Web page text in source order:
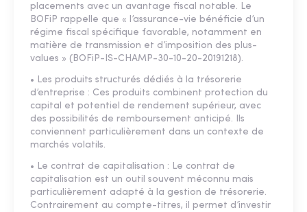
placements avec un avantage fiscal notable. Le
BOFiP rappelle que « l’assurance-vie bénéficie d’un
régime fiscal spécifique favorable, notamment en
matière de transmission et d’imposition des plus-
values » (BOFiP-IS-CHAMP-30-10-20-20191218).
• Les produits structurés dédiés à la trésorerie
d’entreprise : Ces produits combinent protection du
capital et potentiel de rendement supérieur, avec
des possibilités de remboursement anticipé. Ils
conviennent particulièrement dans un contexte de
marchés volatils.
• Le contrat de capitalisation : Le contrat de
capitalisation est un outil souvent méconnu mais
particulièrement adapté à la gestion de trésorerie.
Contrairement au compte-titres, il permet d’investir